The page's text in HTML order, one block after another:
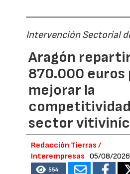
Intervención Sectorial
Aragón
870.000 euros
mejorar la
sector
Redacción Tierras /
Interempresas
05/08/2026
554